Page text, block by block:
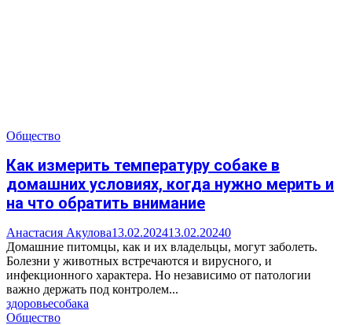
Общество
Как измерить температуру собаке в
домашних условиях, когда нужно мерить и
на что обратить внимание
Анастасия Акулова13.02.202413.02.20240
Домашние питомцы, как и их владельцы, могут заболеть.
Болезни у животных встречаются и вирусного, и
инфекционного характера. Но независимо от патологии
важно держать под контролем...
здоровьесобака
Общество